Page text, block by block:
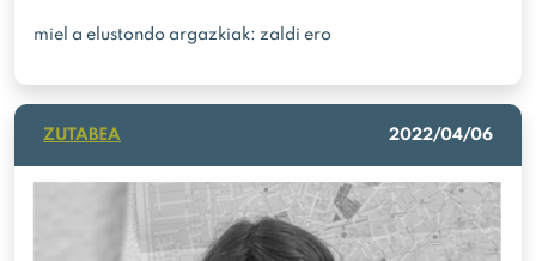
miel a elustondo argazkiak: zaldi ero
ZUTABEA 2022/04/06